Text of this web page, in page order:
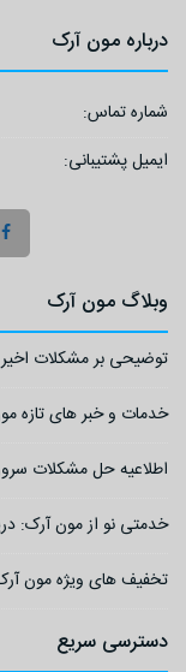
درباره مون آرک
شماره تماس:
ایمیل پشتیبانی:
وبلاگ مون آرک
توضیحی بر مشکلات اخیر
خدمات و خبر های تازه
اطلاعیه حل مشکلات
خدمتی نو از مون آرک:
تخفیف های ویژه مون
دسترسی سریع